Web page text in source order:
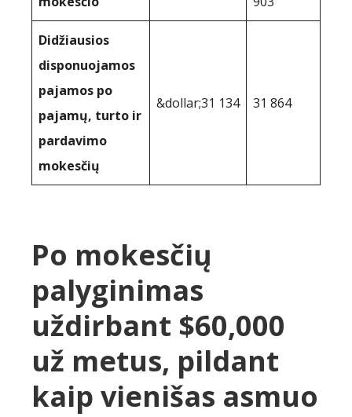
Didžiausios
disponuojamos
pajamos po
pajamų, turto ir
pardavimo
mokesčių
&dollar;31 134 31 864
Po mokesčių
palyginimas
uždirbant $60,000
už metus, pildant
kaip vienišas asmuo